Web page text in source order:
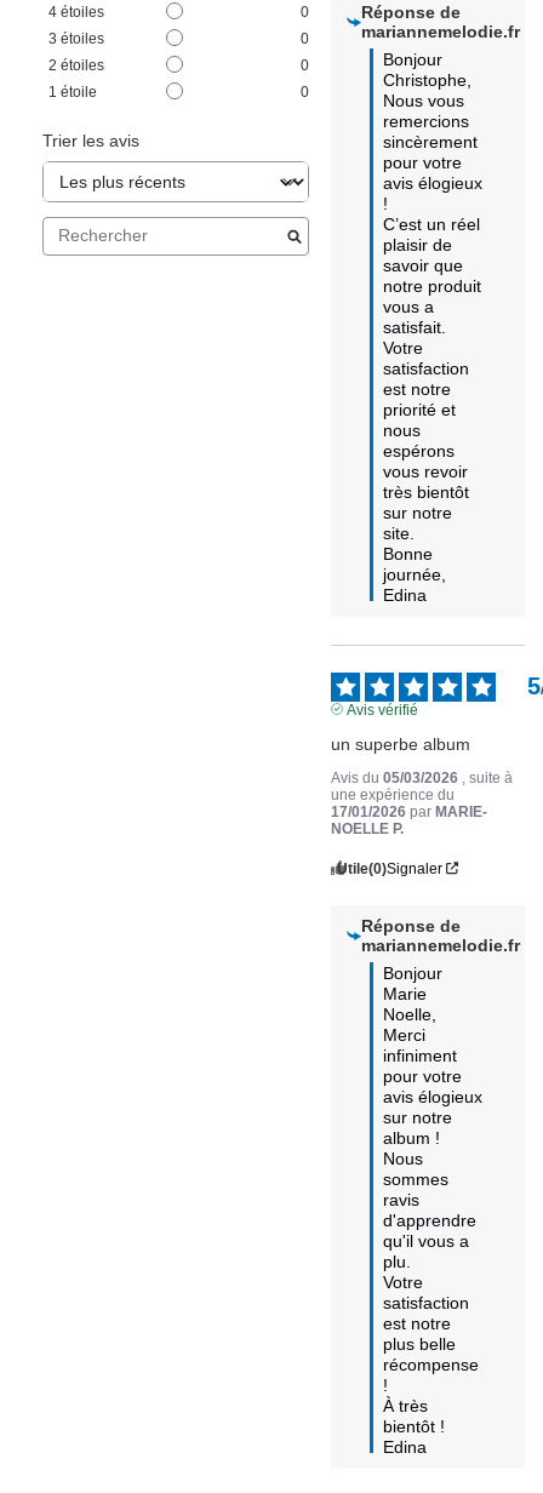
4 étoiles
0
3 étoiles
0
2 étoiles
0
1 étoile 0
Trier les avis
Réponse de
mariannemelodie.fr
Bonjour
Christophe,
Nous vous
remercions
sincèrement
pour votre
avis élogieux
!
C’est un réel
plaisir de
savoir que
notre produit
vous a
satisfait.
Votre
satisfaction
est notre
priorité et
nous
espérons
vous revoir
très bientôt
sur notre
site.
Bonne
journée,
Edina
5
Avis vérifié
un superbe album
Avis du05/03/2026
, suite à
une expérience du
17/01/2026 parMARIE-
NOELLE P.
Utile(0)Signaler
Réponse de
mariannemelodie.fr
Bonjour
Marie
Noelle,
Merci
infiniment
pour votre
avis élogieux
sur notre
album !
Nous
sommes
ravis
d'apprendre
qu'il vous a
plu.
Votre
satisfaction
est notre
plus belle
récompense
!
À très
bientôt !
Edina